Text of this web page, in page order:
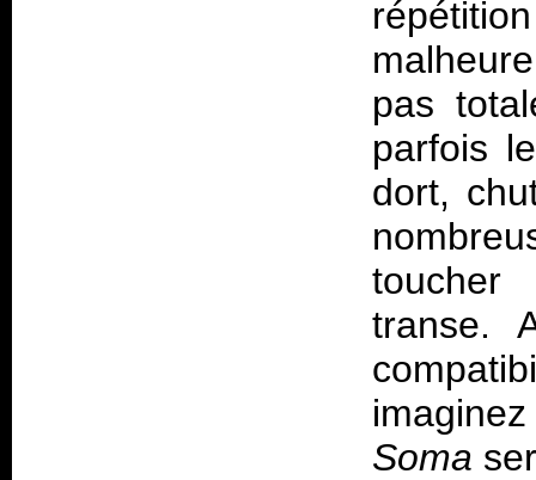
pas
parfois
dort,
transe.
Soma